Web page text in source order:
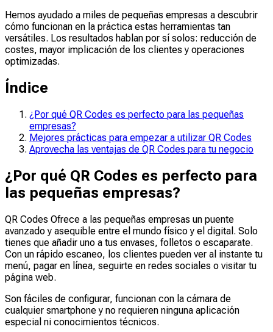
Hemos ayudado a miles de pequeñas empresas a descubrir
cómo funcionan en la práctica estas herramientas tan
versátiles. Los resultados hablan por sí solos: reducción de
costes, mayor implicación de los clientes y operaciones
optimizadas.
Índice
¿Por qué QR Codes es perfecto para las pequeñas
empresas?
Mejores prácticas para empezar a utilizar QR Codes
Aprovecha las ventajas de QR Codes para tu negocio
¿Por qué QR Codes es perfecto para
las pequeñas empresas?
QR Codes Ofrece a las pequeñas empresas un puente
avanzado y asequible entre el mundo físico y el digital. Solo
tienes que añadir uno a tus envases, folletos o escaparate.
Con un rápido escaneo, los clientes pueden ver al instante tu
menú, pagar en línea, seguirte en redes sociales o visitar tu
página web.
Son fáciles de configurar, funcionan con la cámara de
cualquier smartphone y no requieren ninguna aplicación
especial ni conocimientos técnicos.